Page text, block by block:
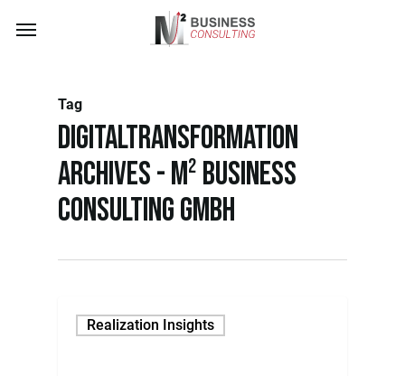
content
Menu
Tag
DigitalTransformation
Archives - M² Business
Consulting GmbH
Realization Insights